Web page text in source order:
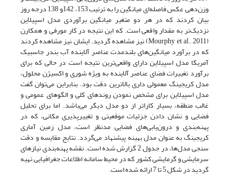
وزن‌دهی عکس فاصله‌ای میانگین را به ترتیب 153، 142و 138 درجه روز
بیان کردند که در هر دو متغیر میانگین برآوردی مدل اسپیلاین
نزدیک‌تر به مقدار واقعی است. که این نتیجه در کار مورفی و همکارن
(Mourphy et al., 2011) نیز مشاهده گردید. ایشان نیز مشاهده کردند
که در برآورد میانگین‌های بلندمدت عناصر آلاینده آب بندر جاسبیک
آمریکا مدل اسپیلاین دارای واقعی‌ترین نتیجه است در حالی که برای
برآورد تغییرات فضای عناصر آلاینده به ویژه شوری و اکسیژن محلول،
مدل کریجینگ معمولی داری بالاترین دقت بود. بنابراین می‌توان گفت
مدل اسپیلاین برای مشخص نمودن روندهای کلی و الگوهای عمومی و
غالب منطقه، بسیار کاراتر از دو مدل دیگر می‌باشد. اما برای تحلیل
فضایی و نشان دادن جزئیات موقعیتی و تغییرپذیری مکانی، که در
پهنه‌بندی و درون‌یابی‌های فضایی مدنظر است، مدل زمین آماری
کریجینگ به عنوان مدل بهینه پیشنهاد می‌گردد. نتایج مقایسه و دقت‌
سنجی مدل‌ها، در جدول 2 گزارش شده است. نقشه پهنه‌بندی نیازهای
سرمایشی و گرمایشی کشور که در محیط سامانه اطلاعات جغرافیایی تهیه
گردید در شکل 5 تا 7 ارائه شده است.